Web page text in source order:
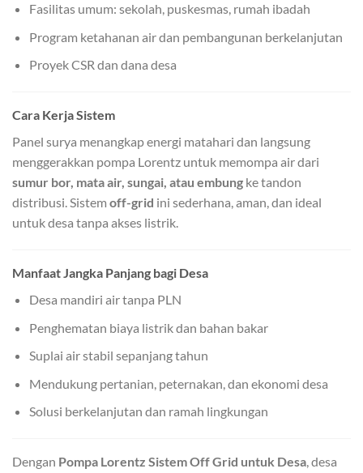
Fasilitas umum: sekolah, puskesmas, rumah ibadah
Program ketahanan air dan pembangunan berkelanjutan
Proyek CSR dan dana desa
Cara Kerja Sistem
Panel surya menangkap energi matahari dan langsung
menggerakkan pompa Lorentz untuk memompa air dari
sumur bor, mata air, sungai, atau embung ke tandon
distribusi. Sistem off-grid ini sederhana, aman, dan ideal
untuk desa tanpa akses listrik.
Manfaat Jangka Panjang bagi Desa
Desa mandiri air tanpa PLN
Penghematan biaya listrik dan bahan bakar
Suplai air stabil sepanjang tahun
Mendukung pertanian, peternakan, dan ekonomi desa
Solusi berkelanjutan dan ramah lingkungan
Dengan Pompa Lorentz Sistem Off Grid untuk Desa, desa